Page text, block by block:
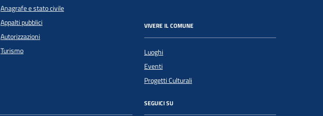
Anagrafe e stato civile
Appalti pubblici
Autorizzazioni
Turismo
VIVERE IL COMUNE
Luoghi
Eventi
Progetti Culturali
SEGUICI SU